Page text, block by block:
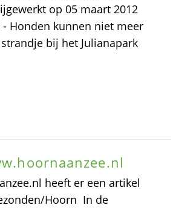
op 05 maart 2012
- Honden kunnen niet meer
bij het Julianapark
heeft er een artikel
Hoorn  In de